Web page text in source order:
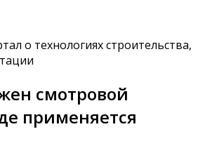
о технологиях строительства,
смотровой
применяется